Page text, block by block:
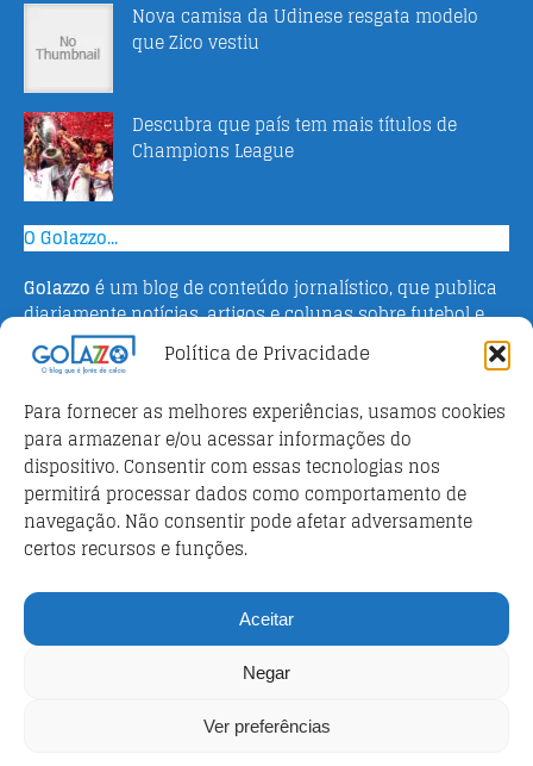
Política de Privacidade
Para fornecer as melhores experiências, usamos cookies
para armazenar e/ou acessar informações do
dispositivo. Consentir com essas tecnologias nos
permitirá processar dados como comportamento de
navegação. Não consentir pode afetar adversamente
certos recursos e funções.
Aceitar
Negar
Ver preferências
Nova camisa da Udinese resgata modelo
que Zico vestiu
Descubra que país tem mais títulos de
Champions League
O Golazzo...
Golazzo é um blog de conteúdo jornalístico, que publica
diariamente notícias, artigos e colunas sobre futebol e
campeonato italiano. Fundado em 2016 pelo jornalista
Adriano Bertin, o site tem como objetivo informar o
o esporte na Itália.
Parceiros
Futebol ao vivo
Análises e prognósticos dos jogos
Política de privacidade